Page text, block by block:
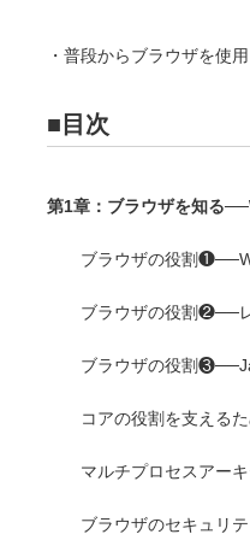
・普段からブラウザを使
■目次
第1章：ブラウザを知る
ブラウザの役割
ブラウザの役割❷──レ
ブラウザの役割
コアの役割を支えるた
マルチプロセスアーキ
ブラウザのセキュリテ